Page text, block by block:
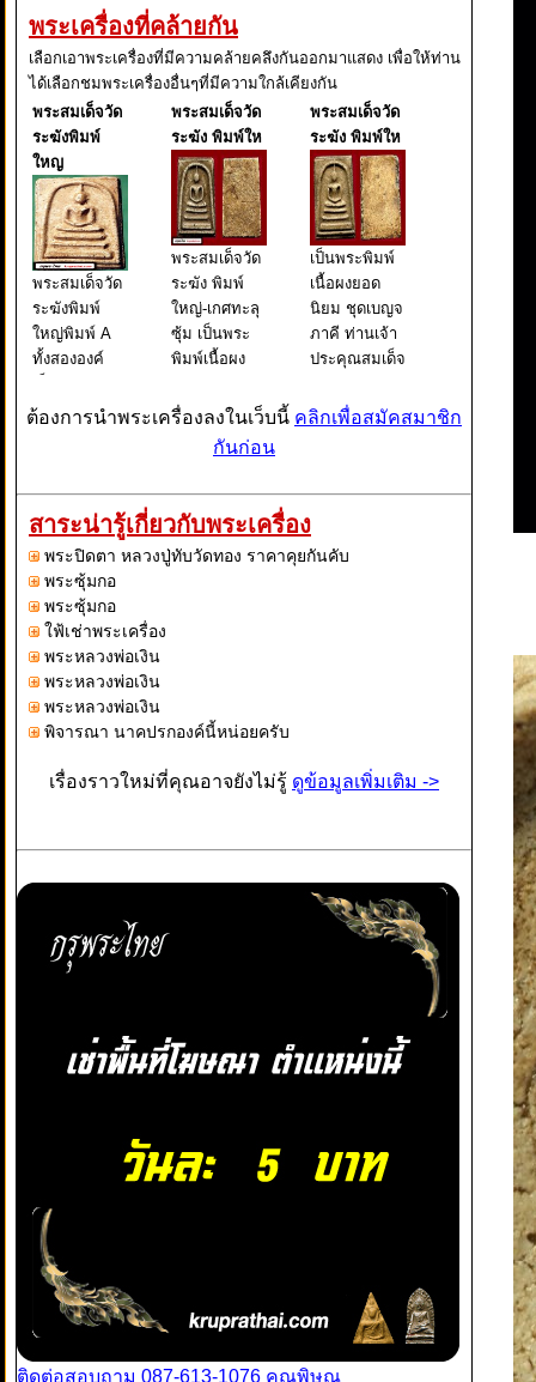
พระเครื่องที่คล้ายกัน
เลือกเอาพระเครื่องที่มีความคล้ายคลึงกันออกมาแสดง เพื่อให้ท่าน
ได้เลือกชมพระเครื่องอื่นๆที่มีความใกล้เคียงกัน
พระสมเด็จวัด
ระฆังพิมพ์
ใหญ
พระสมเด็จวัด
ระฆังพิมพ์
ใหญ่พิมพ์ A
ทั้งสององค์
เดียวกันแต่
คือ องค์ที่ 1
เป็นองค์ที่กด
จากแม่พิมพ์
องค์ต้นๆจะเ
พระสมเด็จวัด
ระฆัง พิมพ์ให
พระสมเด็จวัด
ระฆัง พิมพ์
ใหญ่-เกศทะลุ
ซุ้ม เป็นพระ
พิมพ์เนื้อผง
เบญจภาคี
ท่านเจ้า
ประคุณสมเด็จ
ย์ (โต พรหม
รังษี) วัดระฆัง
โฆสิตารามว
พระสมเด็จวัด
ระฆัง พิมพ์ให
เป็นพระพิมพ์
เนื้อผงยอด
นิยม ชุดเบญจ
ภาคี ท่านเจ้า
ประคุณสมเด็จ
ย์ (โต พรหม
เขต
บางกอกน้อย
ต้องการนำพระเครื่องลงในเว็บนี้ คลิกเพื่อสมัคสมาชิก
กันก่อน
สาระน่ารู้เกี่ยวกับพระเครื่อง
พระปิดตา หลวงปู่ทับวัดทอง ราคาคุยกันคับ
พระซุ้มกอ
พระซุ้มกอ
ใฟ้เช่าพระเครื่อง
พระหลวงพ่อเงิน
พระหลวงพ่อเงิน
พระหลวงพ่อเงิน
พิจารณา นาคปรกองค์นี้หน่อยครับ
เรื่องราวใหม่ที่คุณอาจยังไม่รู้ ดูข้อมูลเพิ่มเติม ->
ติดต่อสอบถาม 087-613-1076 คุณพิษณุ